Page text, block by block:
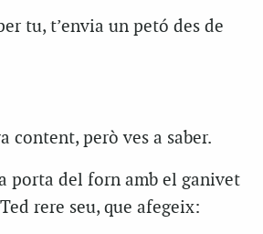
tu, t’envia un petó des de
content, però ves a saber.
porta del forn amb el ganivet
rere seu, que afegeix: